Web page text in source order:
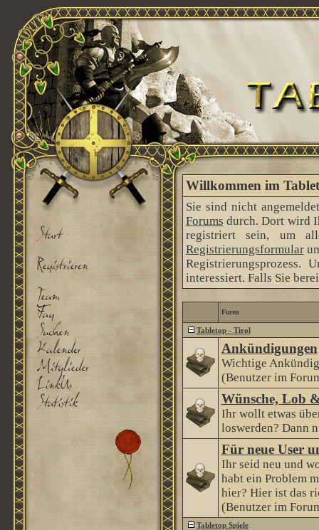
Willkommen im
Sie sind nicht
Forums durch. Dort wird
registriert sein, um
Registrierungsformular
Registrierungsprozess.
interessiert. Falls Sie
Foren
Tabletop - Tirol
Ankündigungen
Wichtige
(Benutzer im
Wünsche, Lob
Ihr wollt etwas
loswerden? Dann
Für neue User
Ihr seid neu und
habt ein Problem
hier? Hier ist das
(Benutzer im
Tabletop Spiele